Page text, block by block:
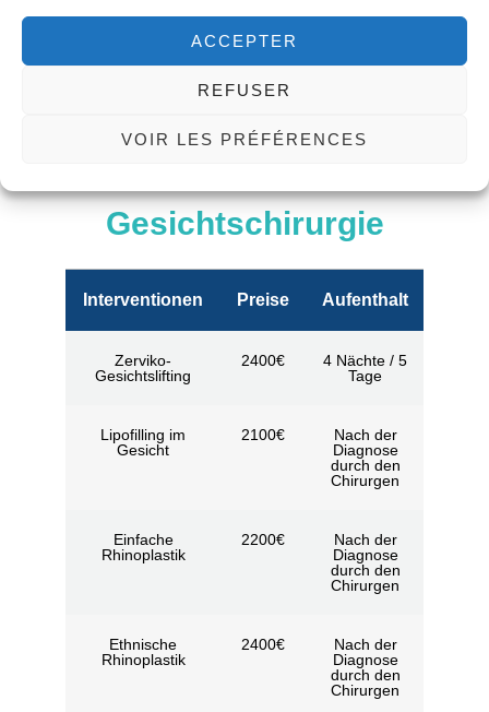
ACCEPTER
REFUSER
VOIR LES PRÉFÉRENCES
der
einholen
Tage
Gesichtschirurgie
Interventionen Preise Aufenthalt
Zerviko-
Gesichtslifting
2400€
4 Nächte / 5
Tage
Lipofilling im
Gesicht
2100€
Nach der
Diagnose
durch den
Chirurgen
Einfache
Rhinoplastik
2200€
Nach der
Diagnose
durch den
Chirurgen
Ethnische
Rhinoplastik
2400€
Nach der
Diagnose
durch den
Chirurgen